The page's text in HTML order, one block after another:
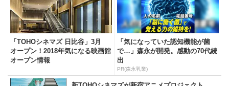
「TOHOシネマズ 日比谷」3月
オープン！2018年気になる映画館
オープン情報
「気になっていた認知機能が菌
で…」森永が開発。感動の70代続
出
PR(森永乳業)